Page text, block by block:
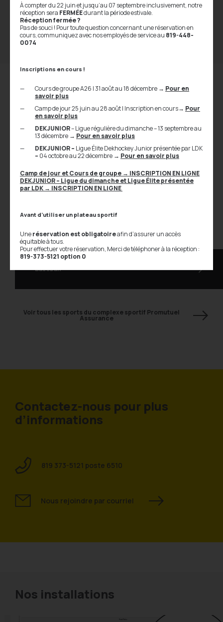
Contactez Baseball CRM pour la
tarification
Cages de frappeur opérée par
Baseball CRM
Nos cages de frappeurs, dont une avec lance-balles automatique,
disposent de monticules pour les lanceurs et de filet protecteur.
Sports ou cours pratiqués sur ce
plateau
Baseball
Voir tous les sports du complexe sportif Promutuel
Assurance
Contactez-nous pour plus
d’informations
819 373-5121 poste 6510
Nous rejoindre par courriel
Nos installations
À compter du 22 juin et jusqu’au 07 septembre inclusivement, notre
réception sera FERMÉEdurant la période estivale.
Réception fermée ?
Pas de souci ! Pour toute question concernant une réservation en
cours, communiquez avec nos employés de service au 819-448-
0074
Inscriptions en cours !
Cours de groupe A26 | 31 août au 18 décembre → Pour en
savoir plus
Camp de jour 25 juin au 28 août | Inscription en cours→ Pour
en savoir plus
DEKJUNIOR– Ligue régulière du dimanche – 13 septembre au
13 décembre → Pour en savoir plus
DEKJUNIOR – Ligue Élite Dekhockey Junior présentée par LDK
– 04 octobre au 22 décembre → Pour en savoir plus
Camp de jour et Cours de groupe → INSCRIPTION EN LIGNE
DEKJUNIOR – Ligue du dimanche et Ligue Élite présentée
par LDK → INSCRIPTION EN LIGNE
Avant d’utiliser un plateau sportif
Uneréservation est obligatoireafin d’assurer un accès
équitable à tous.
Pour effectuer votre réservation, Merci de téléphoner à la réception :
819-373-5121 option 0